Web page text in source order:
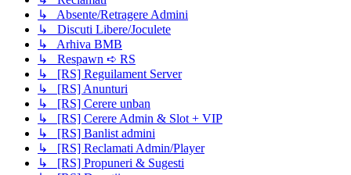
↳ Absente/Retragere Admini
↳ Discuti Libere/Joculete
↳ Arhiva BMB
↳ Respawn ➪ RS
↳ [RS] Reguilament Server
↳ [RS] Anunturi
↳ [RS] Cerere unban
↳ [RS] Cerere Admin & Slot + VIP
↳ [RS] Banlist admini
↳ [RS] Reclamati Admin/Player
↳ [RS] Propuneri & Sugesti